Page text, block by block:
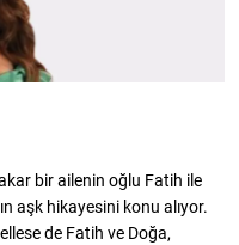
bir ailenin oğlu Fatih ile
aşk hikayesini konu alıyor.
de Fatih ve Doğa,